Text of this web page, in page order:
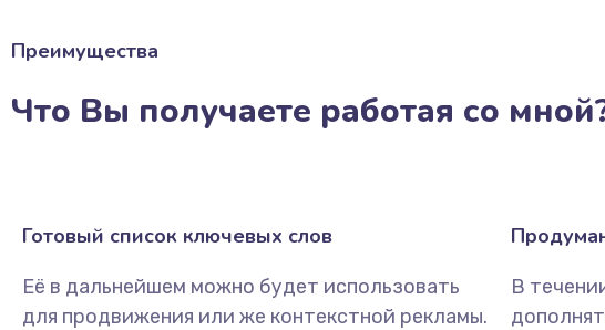
Преимущества
Что Вы получаете работая со
Готовый список ключевых слов
Её в дальнейшем можно будет использовать
для продвижения или же контекстной рекламы.
В